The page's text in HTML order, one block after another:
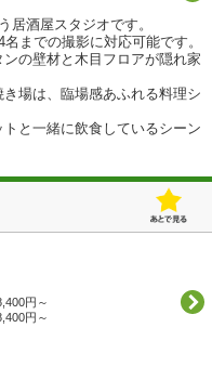
居酒屋スタジオです。
までの撮影に対応可能です。
の壁材と木目フロアが隠れ家
場は、臨場感あふれる料理シ
と一緒に飲食しているシーン
円～
円～